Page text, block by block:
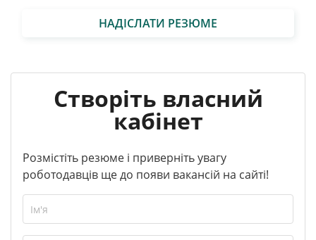
НАДІСЛАТИ РЕЗЮМЕ
Створіть власний
кабінет
Розмістіть резюме і приверніть увагу
роботодавців ще до появи вакансій на сайті!